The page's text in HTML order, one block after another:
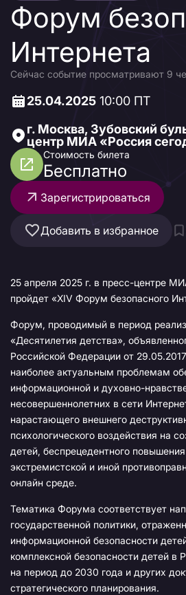
Форум
Интернета
Сейчас событие просматривают 9
25.04.2025 10:00 ПТ
г. Москва, Зубовский
центр МИА «Россия
Стоимость билета
Бесплатно
Зарегистрироваться
Добавить в избранное
25 апреля 2025 г. в пресс-центре
пройдет «XIV Форум безопасного
Форум, проводимый в период
«Десятилетия детства»,
Российской Федерации от
наиболее актуальным проблемам
информационной и духовно-
несовершеннолетних в сети
нарастающего внешнего
психологического воздействия на
детей, беспрецедентного
экстремистской и иной
онлайн среде.
Тематика Форума соответствует
государственной политики,
информационной безопасности
комплексной безопасности детей в
на период до 2030 года и других
стратегического планирования.